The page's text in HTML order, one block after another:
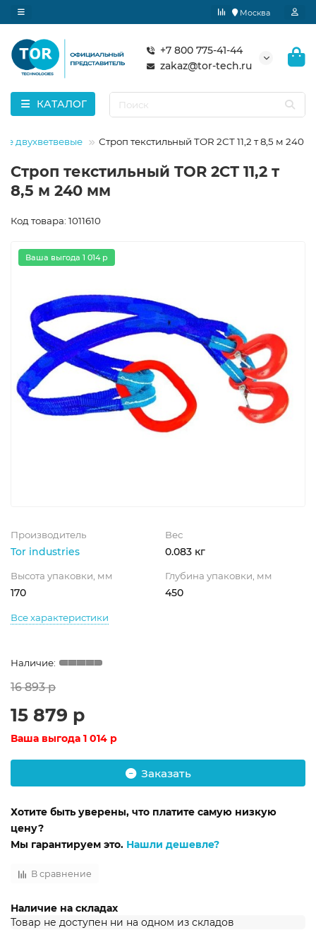
Москва
+7 800 775-41-44
zakaz@tor-tech.ru
КАТАЛОГ
двухветвевые Строп текстильный TOR 2СТ 11,2 т 8,5 м 240
Строп текстильный TOR 2СТ 11,2 т
8,5 м 240 мм
Код товара: 1011610
Ваша выгода 1 014 р
Производитель
Tor industries
Вес
0.083 кг
Высота упаковки, мм
170
Глубина упаковки, мм
450
Все характеристики
16 893 р
15 879 р
Ваша выгода 1 014 р
Заказать
Хотите быть уверены, что платите самую низкую
цену?
Мы гарантируем это. Нашли дешевле?
В сравнение
Наличие на складах
Товар не доступен ни на одном из складов